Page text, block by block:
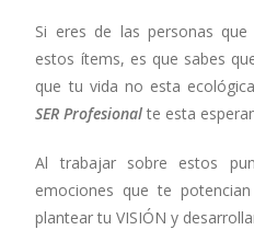
Si eres de las personas
estos ítems, es que sabes
que tu vida no esta
SER Profesional te esta
Al trabajar sobre estos
emociones que te
plantear tu VISIÓN y